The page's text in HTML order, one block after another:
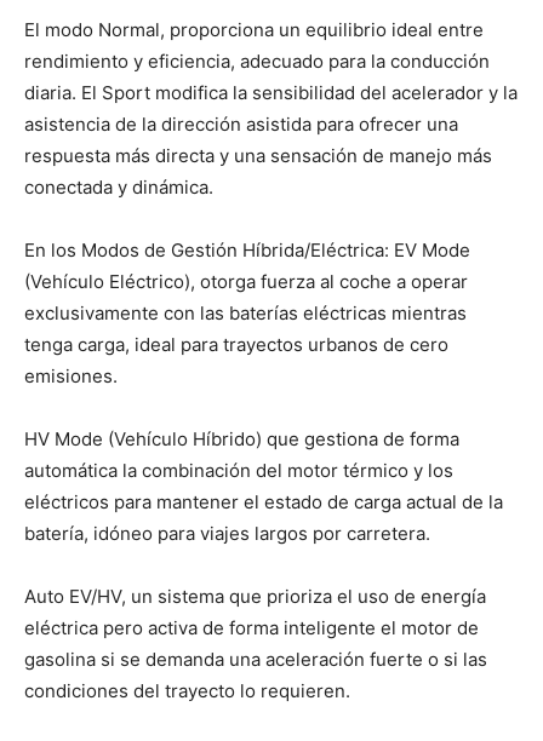
El modo Normal, proporciona un equilibrio ideal entre
rendimiento y eficiencia, adecuado para la conducción
diaria. El Sport modifica la sensibilidad del acelerador y la
asistencia de la dirección asistida para ofrecer una
respuesta más directa y una sensación de manejo más
conectada y dinámica.
En los Modos de Gestión Híbrida/Eléctrica: EV Mode
(Vehículo Eléctrico), otorga fuerza al coche a operar
exclusivamente con las baterías eléctricas mientras
tenga carga, ideal para trayectos urbanos de cero
emisiones.
HV Mode (Vehículo Híbrido) que gestiona de forma
automática la combinación del motor térmico y los
eléctricos para mantener el estado de carga actual de la
batería, idóneo para viajes largos por carretera.
Auto EV/HV, un sistema que prioriza el uso de energía
eléctrica pero activa de forma inteligente el motor de
gasolina si se demanda una aceleración fuerte o si las
condiciones del trayecto lo requieren.